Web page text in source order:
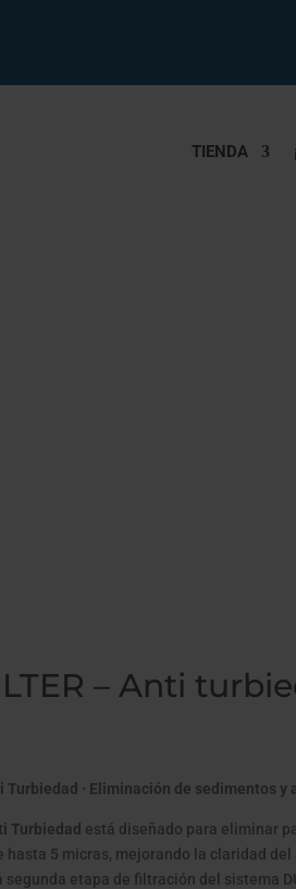
TIENDA
– Anti
· Eliminación de sedimentos y
Turbiedad está diseñado para eliminar
hasta 5 micras, mejorando la claridad del
etapa de filtración del sistema